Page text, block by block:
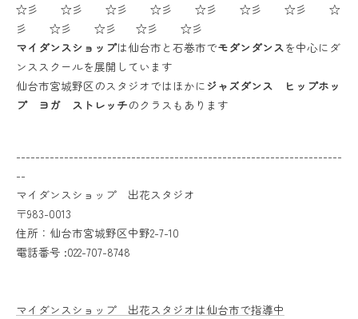
☆彡 ☆彡 ☆彡 ☆彡 ☆彡 ☆彡 ☆彡 ☆
彡 ☆彡 ☆彡 ☆彡 ☆彡
マイダンスショップは仙台市と石巻市でモダンダンスを中心にダ
ンススクールを展開しています
仙台市宮城野区のスタジオではほかに ジャズダンス ヒップホッ
プ ヨガ ストレッチのクラスもあります
--------------------------------------------------------------------
--
マイダンスショップ 出花スタジオ
〒983-0013
住所：仙台市宮城野区中野2-7-10
電話番号 :022-707-8748
マイダンスショップ 出花スタジオは仙台市で指導中